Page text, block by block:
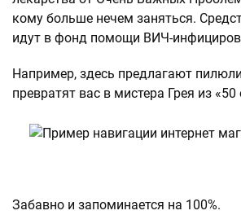
кому больше нечем заняться.
идут в фонд помощи ВИЧ-
Например, здесь предлагают
превратят вас в мистера Грея из «50
Забавно и запоминается на 100%.